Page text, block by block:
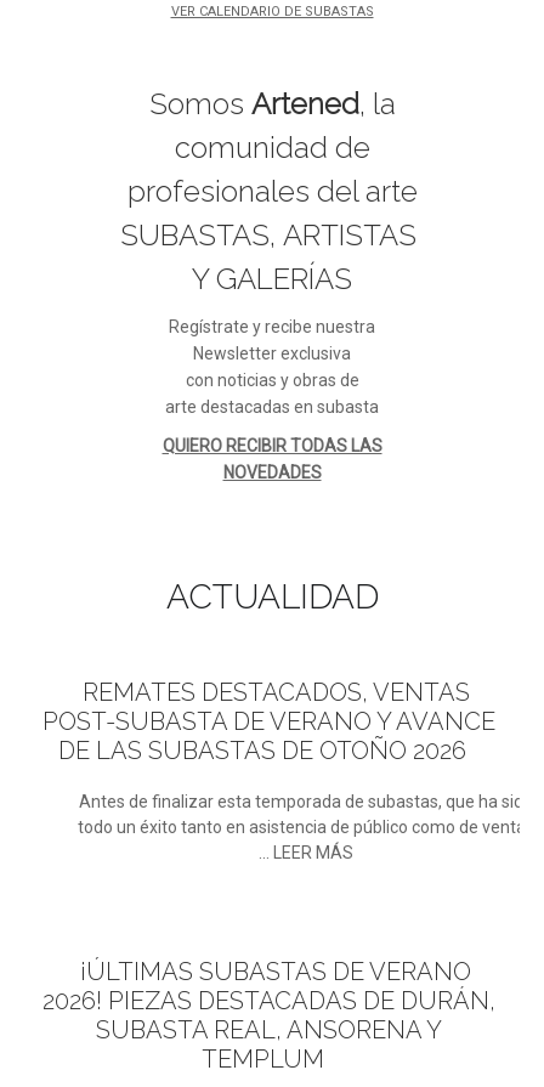
VER CALENDARIO DE SUBASTAS
Somos Artened, la
comunidad de
profesionales del arte
SUBASTAS, ARTISTAS
Y GALERÍAS
Regístrate y recibe nuestra
Newsletter exclusiva
con noticias y obras de
arte destacadas en subasta
QUIERO RECIBIR TODAS LAS
NOVEDADES
ACTUALIDAD
REMATES DESTACADOS, VENTAS
POST-SUBASTA DE VERANO Y AVANCE
DE LAS SUBASTAS DE OTOÑO 2026
Antes de finalizar esta temporada de subastas, que ha sido
todo un éxito tanto en asistencia de público como de ventas
... LEER MÁS
¡ÚLTIMAS SUBASTAS DE VERANO
2026! PIEZAS DESTACADAS DE DURÁN,
SUBASTA REAL, ANSORENA Y
TEMPLUM